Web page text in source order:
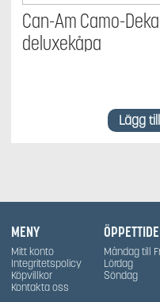
Can-Am Camo-
deluxekåpa
Lägg
MENY
Mitt konto
Integritetspolicy
Köpvillkor
Kontakta oss
Måndag till
Lördag
Söndag